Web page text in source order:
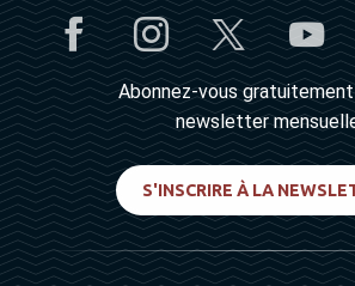
Abonnez-vous
newsletter
S'INSCRIRE À LA